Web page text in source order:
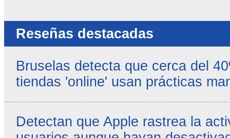
Reseñas destacadas
Bruselas detecta que cerca del
tiendas 'online' usan prácticas
Detectan que Apple rastrea la